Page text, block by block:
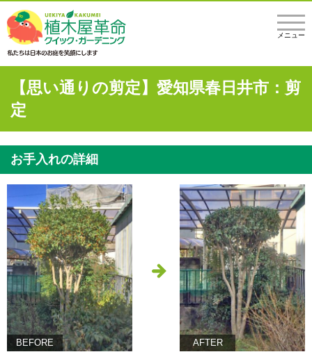
メニュー
【思い通りの剪定】愛知県春日井市：剪
定
お手入れの詳細
BEFORE AFTER